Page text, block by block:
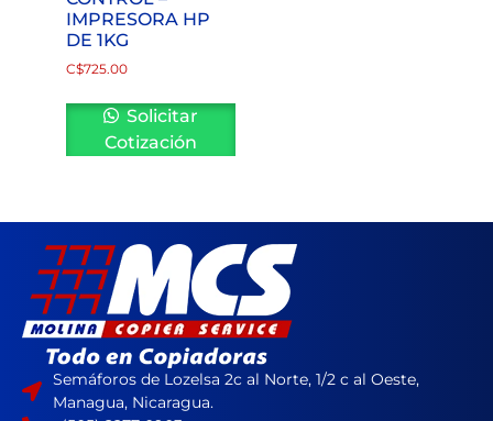
IMPRESORA HP
DE 1KG
C$725.00
Solicitar
Cotización
Semáforos de Lozelsa 2c al Norte, 1/2 c al Oeste,
Managua, Nicaragua.